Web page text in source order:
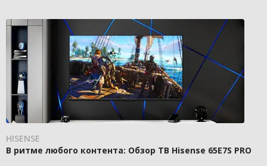
HISENSE
В ритме любого контента: Обзор ТВ Hisense 65E7S PRO